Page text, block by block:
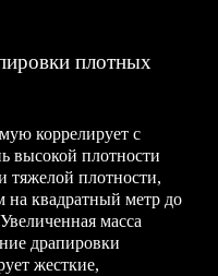
плотных
коррелирует с
высокой плотности
тяжелой плотности,
на квадратный метр до
масса
драпировки
жесткие,